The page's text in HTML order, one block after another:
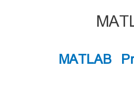
MATLAB